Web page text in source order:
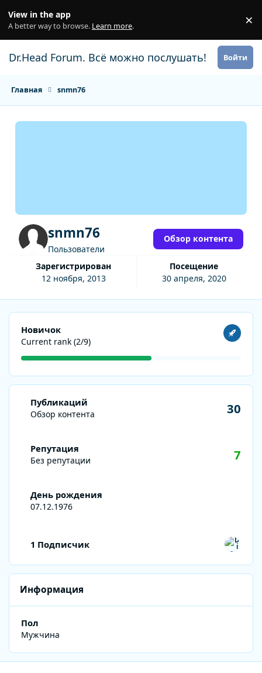
View in the app
A better way to browse. Learn more. ×
Dr.Head Forum. Всё можно послушать! Войти
Главная snmn76
snmn76
Пользователи
Зарегистрирован
12 ноября, 2013
Посещение
30 апреля, 2020
Обзор контента
Посмотреть все
Новичок
Current rank (2/9)
Обзор контента
Публикаций
Обзор контента 30
Репутация
Без репутации 7
День рождения
07.12.1976
1 Подписчик
Информация
Пол
Мужчина